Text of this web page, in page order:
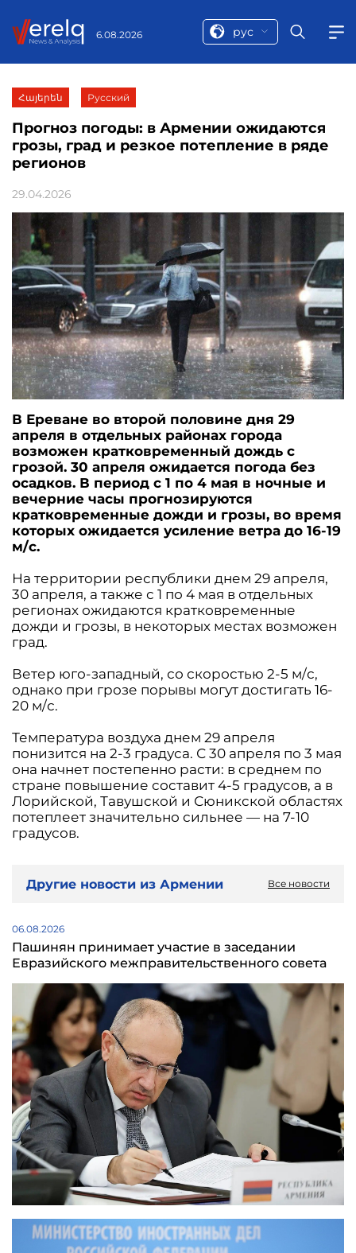
6.08.2026 рус
Հայերեն Русский
Прогноз погоды: в Армении ожидаются
грозы, град и резкое потепление в ряде
регионов
29.04.2026
В Ереване во второй половине дня 29
апреля в отдельных районах города
возможен кратковременный дождь с
грозой. 30 апреля ожидается погода без
осадков. В период с 1 по 4 мая в ночные и
вечерние часы прогнозируются
кратковременные дожди и грозы, во время
которых ожидается усиление ветра до 16-19
м/с.
На территории республики днем 29 апреля,
30 апреля, а также с 1 по 4 мая в отдельных
регионах ожидаются кратковременные
дожди и грозы, в некоторых местах возможен
град.
Ветер юго-западный, со скоростью 2-5 м/с,
однако при грозе порывы могут достигать 16-
20 м/с.
Температура воздуха днем 29 апреля
понизится на 2-3 градуса. С 30 апреля по 3 мая
она начнет постепенно расти: в среднем по
стране повышение составит 4-5 градусов, а в
Лорийской, Тавушской и Сюникской областях
потеплеет значительно сильнее — на 7-10
градусов.
Другие новости из Армении Все новости
06.08.2026
Пашинян принимает участие в заседании
Евразийского межправительственного совета